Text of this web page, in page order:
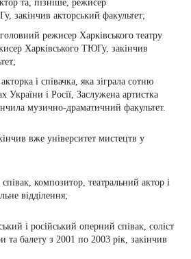
та, пізніше, режисер
закінчив акторський факультет;
режисер Харківського театру
Харківського ТЮГу, закінчив
і співачка, яка зіграла сотню
України і Росії, Заслужена артистка
музично-драматичний факультет.
вже університет мистецтв у
композитор, театральний актор і
відділення;
і російський оперний співак, соліст
та балету з 2001 по 2003 рік, закінчив